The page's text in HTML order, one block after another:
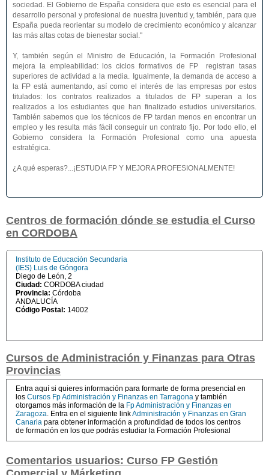
sociedad. El Gobierno de España considera que esto es esencial para el
desarrollo personal y profesional de nuestra juventud y, también, para que
España pueda reorientar su modelo de crecimiento económico y alcanzar
las más altas cotas de bienestar social."
Y, también según el Ministro de Educación, la Formación Profesional
mejora la empleabilidad: los ciclos formativos de FP registran tasas
superiores de actividad a la media. Igualmente, la demanda de acceso a
la FP está aumentando, así como el interés de las empresas por estos
titulados: los contratos realizados a titulados de FP superan a los
realizados a los estudiantes que han finalizado estudios universitarios.
También sabemos que los técnicos de FP tardan menos en encontrar un
empleo y les resulta más fácil conseguir un contrato fijo. Por todo ello, el
Gobierno considera la Formación Profesional como una apuesta
estratégica.
¿A qué esperas?...¡ESTUDIA FP Y MEJORA PROFESIONALMENTE!
Centros de formación dónde se estudia el Curso
en CORDOBA
Instituto de Educación Secundaria
(IES) Luis de Góngora
Diego de León, 2
Ciudad: CORDOBA ciudad
Provincia: Córdoba
ANDALUCÍA
Código Postal: 14002
Cursos de Administración y Finanzas para Otras
Provincias
Entra aquí si quieres información para formarte de forma presencial en
los Cursos Fp Administración y Finanzas en Tarragona y también
otorgamos más información de la Fp Administración y Finanzas en
Zaragoza. Entra en el siguiente linkAdministración y Finanzas en Gran
Canaria para obtener información a profundidad de todos los centros
de formación en los que podrás estudiar la Formación Profesional
Comentarios usuarios: Curso FP Gestión